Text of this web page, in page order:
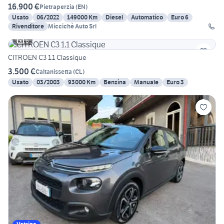
16.900 €Pietraperzia (EN)
Usato
06/2022 149000 Km Diesel Automatico
Euro 6
Rivenditore Miccichè Auto Srl
6
CITROEN C3 1.1 Classique
3.500 €Caltanissetta (CL)
Usato
03/2003 93000 Km Benzina Manuale Euro 3